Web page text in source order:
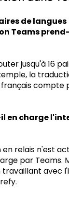
de langues
Teams
jusqu'à 16
la
compte
en charge
relais n'est
par Teams.
avec